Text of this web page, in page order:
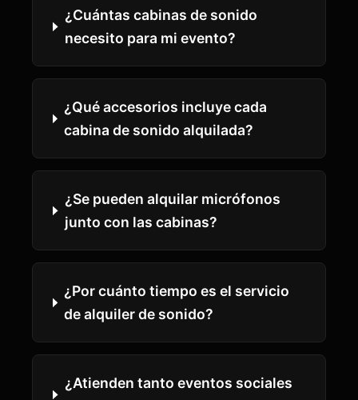
¿Cuántas cabinas de sonido
necesito para mi evento?
¿Qué accesorios incluye cada
cabina de sonido alquilada?
¿Se pueden alquilar micrófonos
junto con las cabinas?
¿Por cuánto tiempo es el servicio
de alquiler de sonido?
¿Atienden tanto eventos sociales